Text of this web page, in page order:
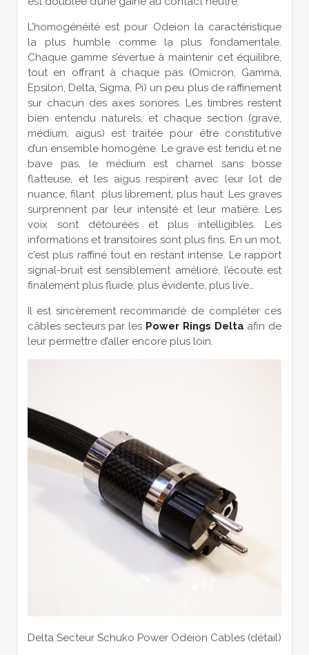
L’homogénéité est pour Odeion la caractéristique
la plus humble comme la plus fondamentale.
Chaque gamme s’évertue à maintenir cet équilibre,
tout en offrant à chaque pas (Omicron, Gamma,
Epsilon, Delta, Sigma, Pi) un peu plus de raffinement
sur chacun des axes sonores. Les timbres restent
bien entendu naturels, et chaque section (grave,
médium, aigus) est traitée pour être constitutive
d’un ensemble homogène. Le grave est tendu et ne
bave pas, le médium est charnel sans bosse
flatteuse, et les aigus respirent avec leur lot de
nuance, filant plus librement, plus haut. Les graves
surprennent par leur intensité et leur matière. Les
voix sont détourées et plus intelligibles. Les
informations et transitoires sont plus fins. En un mot,
c’est plus raffiné tout en restant intense. Le rapport
signal-bruit est sensiblement amélioré, l’écoute est
finalement plus fluide, plus évidente, plus live…
Il est sincèrement recommandé de compléter ces
câbles secteurs par les Power Rings Delta afin de
leur permettre d’aller encore plus loin.
Delta Secteur Schuko Power Odeion Cables (détail)